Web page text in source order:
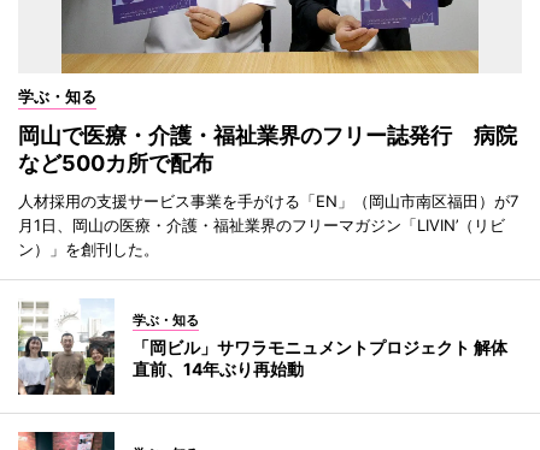
学ぶ・知る
岡山で医療・介護・福祉業界のフリー誌発行 病院
など500カ所で配布
人材採用の支援サービス事業を手がける「EN」（岡山市南区福田）が7
月1日、岡山の医療・介護・福祉業界のフリーマガジン「LIVIN’（リビ
ン）」を創刊した。
学ぶ・知る
「岡ビル」サワラモニュメントプロジェクト 解体
直前、14年ぶり再始動